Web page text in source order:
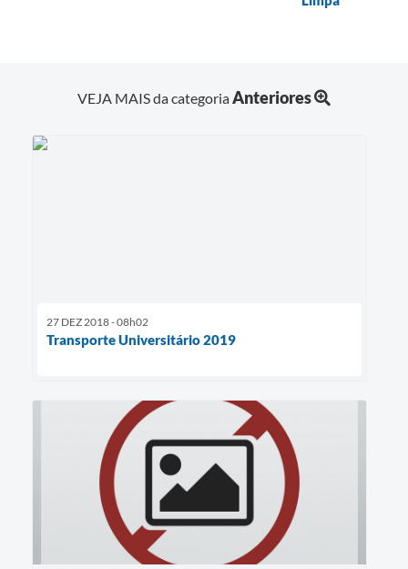
VEJA MAIS da categoriaAnteriores
27 DEZ 2018 - 08h02
Transporte Universitário 2019